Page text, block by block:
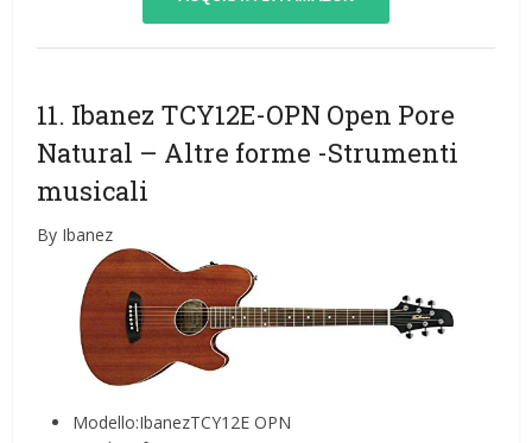
11. Ibanez TCY12E-OPN Open Pore
Natural – Altre forme -Strumenti
musicali
By Ibanez
Modello:IbanezTCY12E OPN